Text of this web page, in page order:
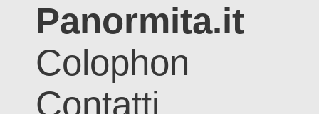
Panormita.it
Colophon
Contatti